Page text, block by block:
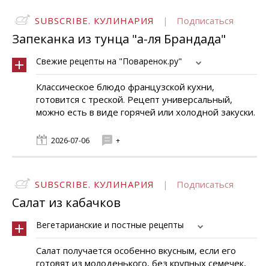
SUBSCRIBE. КУЛИНАРИЯ | Подписаться
Запеканка из тунца "а-ля Брандада"
Свежие рецепты на "Поваренок.ру"
Классическое блюдо французской кухни,
готовится с треской. Рецепт универсальный,
можно есть в виде горячей или холодной закуски.
2026-07-06 +
SUBSCRIBE. КУЛИНАРИЯ | Подписаться
Cалат из кабачков
Вегетарианские и постные рецепты
Салат получается особенно вкусным, если его
готовят из молоденького, без крупных семечек,